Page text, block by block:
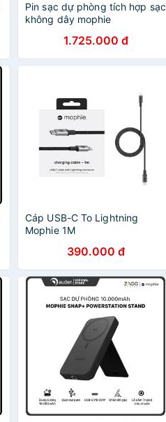
Pin sạc dự phòng tích hợp sạc
không dây mophie
10.000mAh [PHÂN PHỐI
CHÍNH HÃNG, BẢO HÀNH 2
NĂM]
1.725.000 đ
Cáp USB-C To Lightning
Mophie 1M
390.000 đ